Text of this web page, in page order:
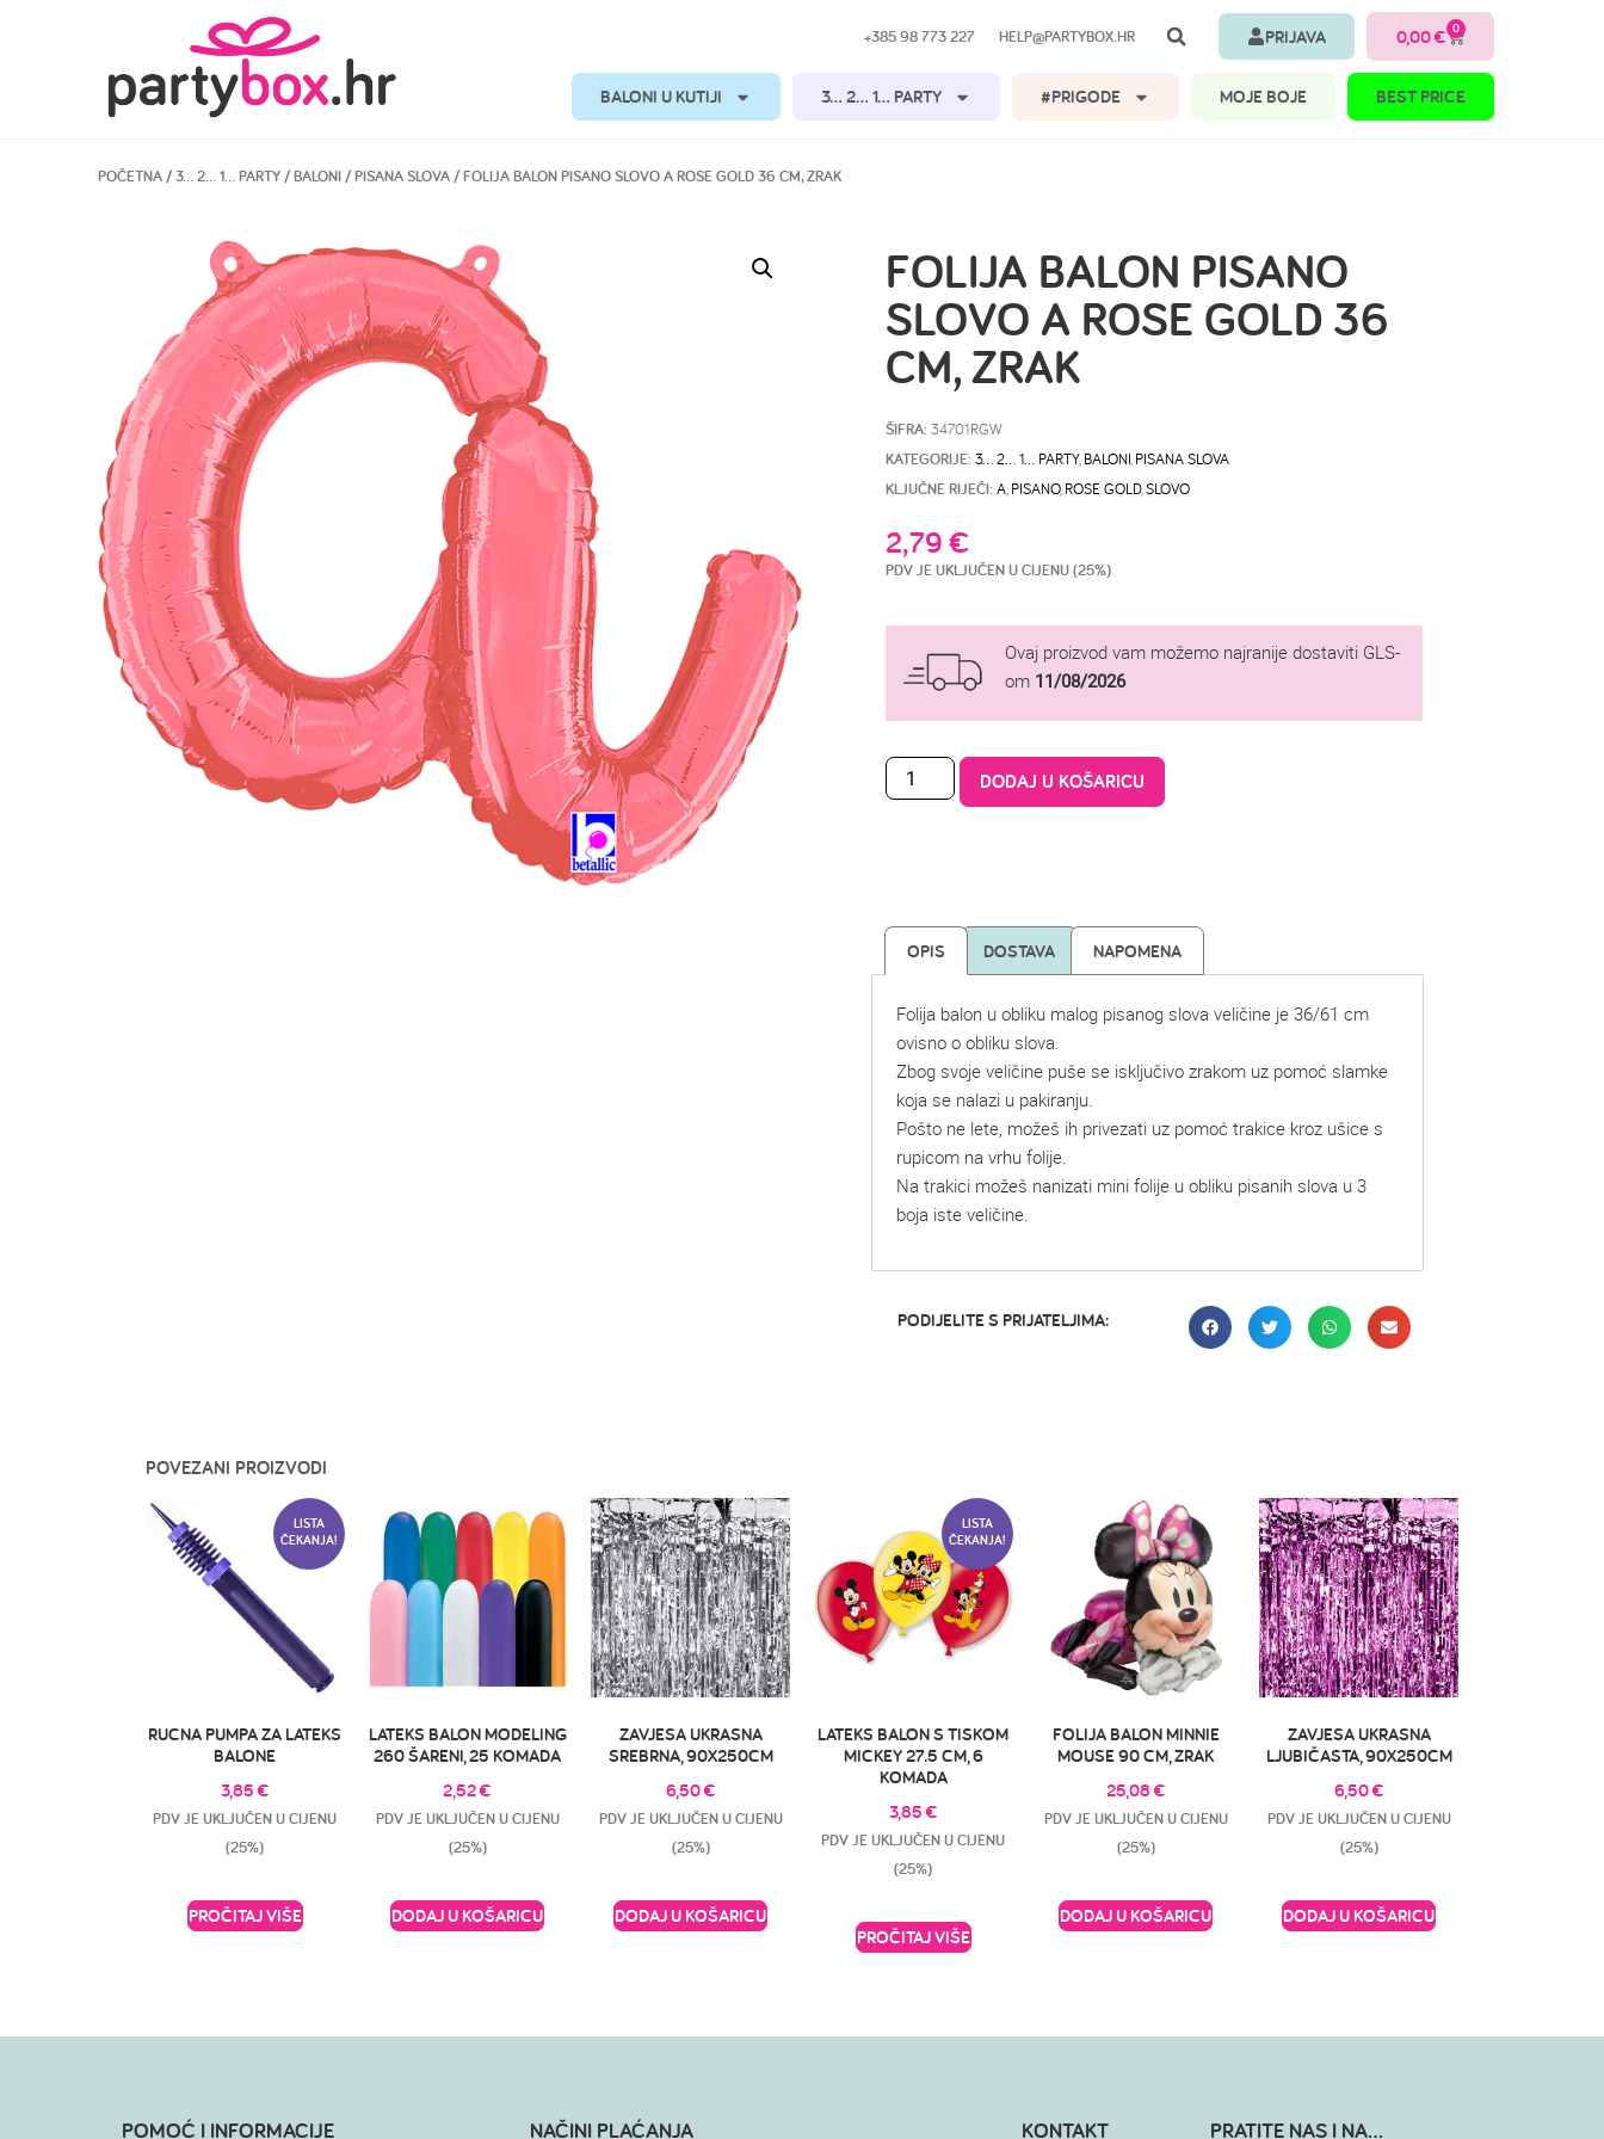
+385 98 773 227 HELP@PARTYBOX.HR PRIJAVA 0,00€ 0
BALONI U KUTIJI 3… 2… 1… PARTY #PRIGODE MOJE BOJE BEST PRICE
POČETNA/3… 2… 1… PARTY/BALONI/PISANA SLOVA/ FOLIJA BALON PISANO SLOVO A ROSE GOLD 36 CM, ZRAK
FOLIJA BALON PISANO
SLOVO A ROSE GOLD 36
CM, ZRAK
ŠIFRA: 34701RGW
KATEGORIJE: 3… 2… 1… PARTY, BALONI PISANA SLOVA
KLJUČNE RIJEČI: A PISANO, ROSE GOLD,SLOVO
2,79€
PDV JE UKLJUČEN U CIJENU (25%)
Ovaj proizvod vam možemo najranije dostaviti GLS-
om 11/08/2026
DODAJ U KOŠARICU
OPIS DOSTAVA NAPOMENA
Folija balon u obliku malog pisanog slova veličine je 36/61 cm
ovisno o obliku slova.
Zbog svoje veličine puše se isključivo zrakom uz pomoć slamke
koja se nalazi u pakiranju.
Pošto ne lete, možeš ih privezati uz pomoć trakice kroz ušice s
rupicom na vrhu folije.
Na trakici možeš nanizati mini folije u obliku pisanih slova u 3
boja iste veličine.
PODIJELITE S PRIJATELJIMA:
POVEZANI PROIZVODI
LISTA
ČEKANJA!
RUCNA PUMPA ZA LATEKS
BALONE
3,85 €
PDV JE UKLJUČEN U CIJENU
(25%)
PROČITAJ VIŠE
LATEKS BALON MODELING
260 ŠARENI, 25 KOMADA
2,52€
PDV JE UKLJUČEN U CIJENU
(25%)
DODAJ U KOŠARICU
ZAVJESA UKRASNA
SREBRNA, 90X250CM
6,50€
PDV JE UKLJUČEN U CIJENU
(25%)
DODAJ U KOŠARICU
LISTA
ČEKANJA!
LATEKS BALON S TISKOM
MICKEY 27.5 CM, 6
KOMADA
3,85 €
PDV JE UKLJUČEN U CIJENU
(25%)
PROČITAJ VIŠE
FOLIJA BALON MINNIE
MOUSE 90 CM, ZRAK
25,08 €
PDV JE UKLJUČEN U CIJENU
(25%)
DODAJ U KOŠARICU
ZAVJESA UKRASNA
LJUBIČASTA, 90X250CM
6,50€
PDV JE UKLJUČEN U CIJENU
(25%)
DODAJ U KOŠARICU
POMOĆ I INFORMACIJE NAČINI PLAĆANJA KONTAKT PRATITE NAS I NA...